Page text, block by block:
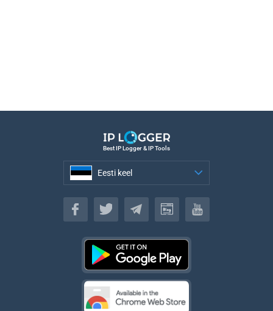
Best IP Logger & IP Tools
Eesti keel
Eesti keel